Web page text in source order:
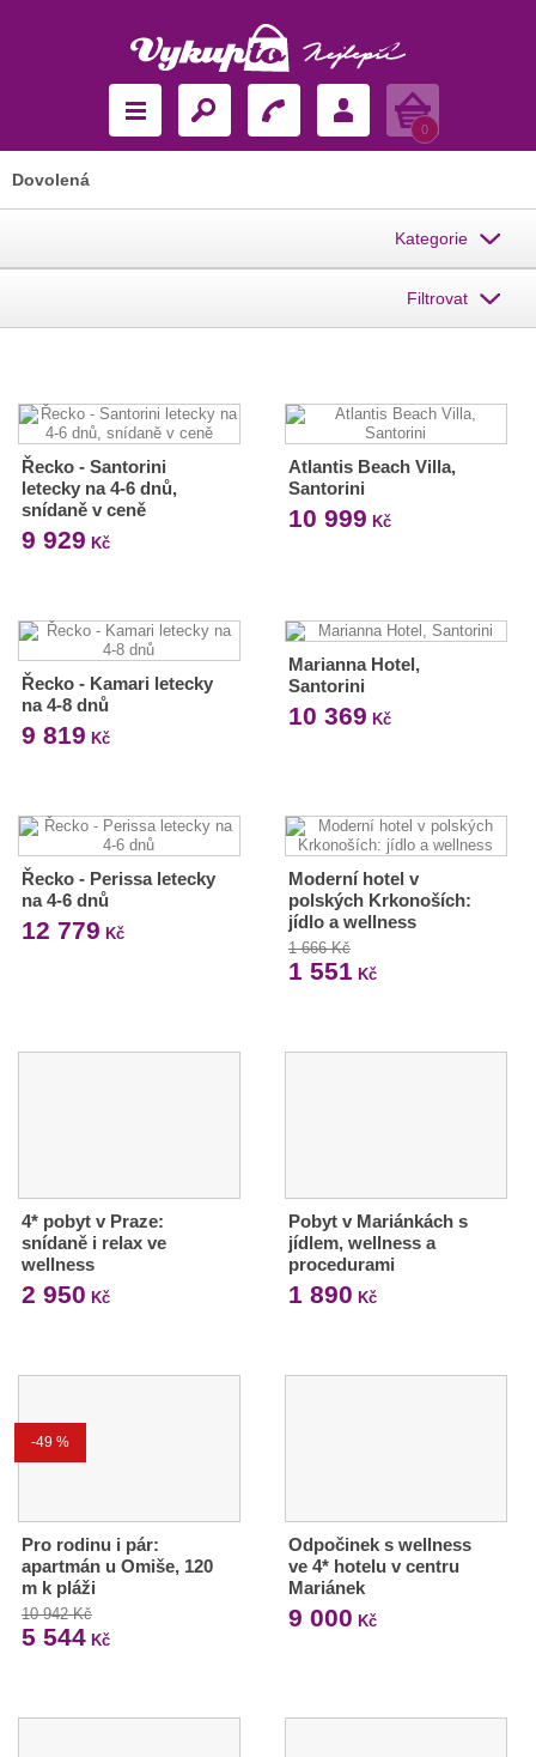
Košík
0
Dovolená
Kategorie
Filtrovat
Řecko - Santorini
letecky na 4-6 dnů,
snídaně v ceně
9 929 Kč
Atlantis Beach Villa,
Santorini
10 999 Kč
Řecko - Kamari letecky
na 4-8 dnů
9 819 Kč
Marianna Hotel,
Santorini
10 369 Kč
Řecko - Perissa letecky
na 4-6 dnů
12 779 Kč
Moderní hotel v
polských Krkonoších:
jídlo a wellness
1 666 Kč
1 551 Kč
4* pobyt v Praze:
snídaně i relax ve
wellness
2 950 Kč
Pobyt v Mariánkách s
jídlem, wellness a
procedurami
1 890 Kč
-49 %
Pro rodinu i pár:
apartmán u Omiše, 120
m k pláži
10 942 Kč
5 544 Kč
Odpočinek s wellness
ve 4* hotelu v centru
Mariánek
9 000 Kč